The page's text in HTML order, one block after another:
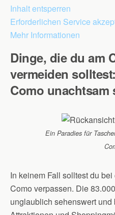
Inhalt entsperren
Erforderlichen Service
Mehr Informationen
Dinge, die du am
vermeiden
Como unachtsam
Ein Paradies für
In keinem Fall solltest du
Como verpassen. Die
unglaublich sehenswert